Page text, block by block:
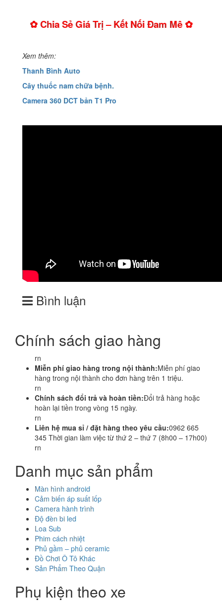
✿ Chia Sẻ Giá Trị – Kết Nối Đam Mê ✿
Xem thêm:
Thanh Bình Auto
Cây thuốc nam chữa bệnh.
Camera 360 DCT bản T1 Pro
Bình luận
Chính sách giao hàng
rn
Miễn phí giao hàng trong nội thành:Miễn phí giao
hàng trong nội thành cho đơn hàng trên 1 triệu.
rn
Chính sách đổi trả và hoàn tiền:Đổi trả hàng hoặc
hoàn lại tiền trong vòng 15 ngày.
rn
Liên hệ mua sỉ / đặt hàng theo yêu cầu:0962 665
345 Thời gian làm việc từ thứ 2 – thứ 7 (8h00 – 17h00)
rn
Danh mục sản phẩm
Màn hình android
Cảm biến áp suất lốp
Camera hành trình
Độ đèn bi led
Loa Sub
Phim cách nhiệt
Phủ gầm – phủ ceramic
Đồ Chơi Ô Tô Khác
Sản Phẩm Theo Quận
Phụ kiện theo xe